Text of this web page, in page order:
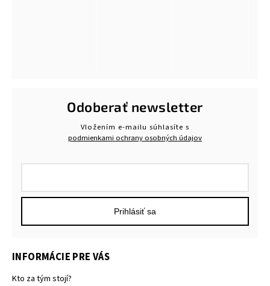
INFORMÁCIE PRE VÁS
Kto za tým stojí?
Odoberať newsletter
Vložením e-mailu súhlasíte s
podmienkami ochrany osobných údajov
Prihlásiť sa